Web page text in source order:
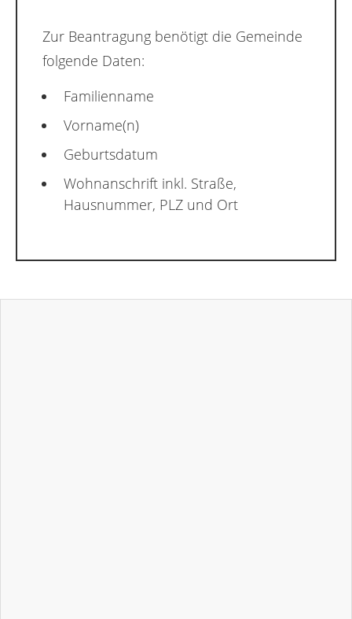
Zur Beantragung benötigt die Gemeinde
folgende Daten:
Familienname
Vorname(n)
Geburtsdatum
Wohnanschrift inkl. Straße,
Hausnummer, PLZ und Ort